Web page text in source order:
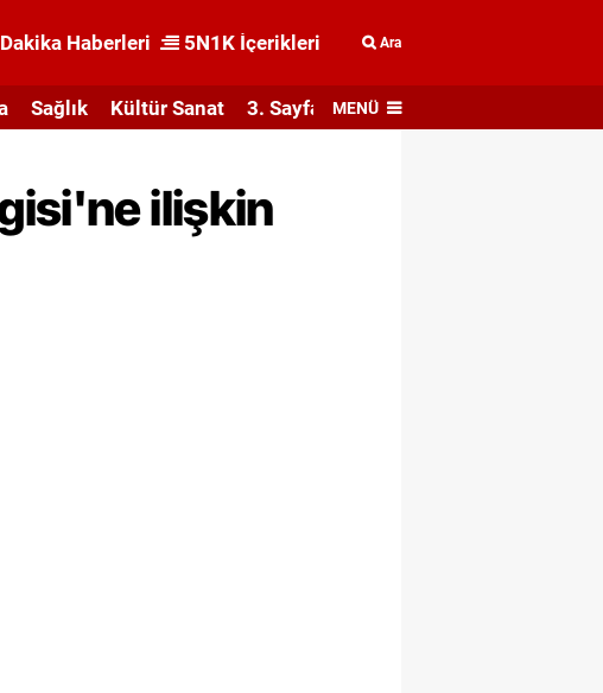
Haberleri 5N1K İçerikleri Ara
Sağlık Kültür Sanat 3. Sayfa MENÜ
ilişkin